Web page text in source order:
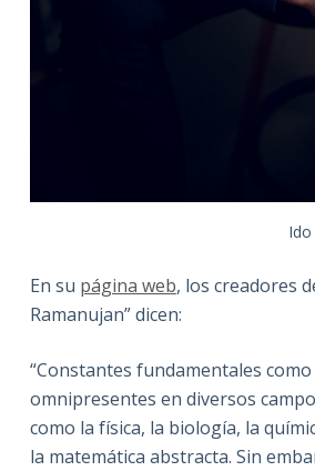
En su página web, los creadores
Ramanujan” dicen:
“Constantes fundamentales
omnipresentes en diversos
como la física, la biología, la
la matemática abstracta. Sin